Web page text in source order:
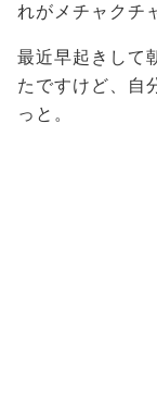
れがメチャクチ
最近早起きして
たですけど、自
っと。